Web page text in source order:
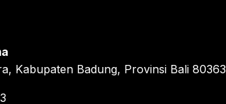
Kabupaten Badung, Provinsi Bali 80363